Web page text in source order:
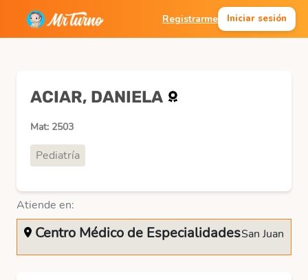
Registrarme Iniciar sesión
ACIAR, DANIELA
Mat: 2503
Pediatría
Atiende en:
Centro Médico de EspecialidadesSan Juan